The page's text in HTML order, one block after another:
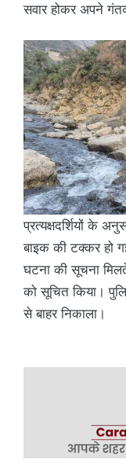
सवार होकर अपने
प्रत्यक्षदर्शियों के
बाइक की टक्कर हो
घटना की सूचना
को सूचित किया।
से बाहर निकाला।